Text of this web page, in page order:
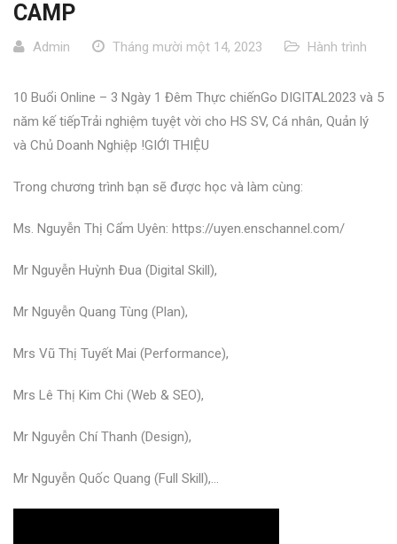
CAMP
Admin Tháng mười một 14, 2023 Hành trình
10 Buổi Online – 3 Ngày 1 Đêm Thực chiếnGo DIGITAL2023 và 5
năm kế tiếpTrải nghiệm tuyệt vời cho HS SV, Cá nhân, Quản lý
và Chủ Doanh Nghiệp !GIỚI THIỆU
Trong chương trình bạn sẽ được học và làm cùng:
Ms. Nguyễn Thị Cẩm Uyên: https://uyen.enschannel.com/
Mr Nguyễn Huỳnh Đua (Digital Skill),
Mr Nguyễn Quang Tùng (Plan),
Mrs Vũ Thị Tuyết Mai (Performance),
Mrs Lê Thị Kim Chi (Web & SEO),
Mr Nguyễn Chí Thanh (Design),
Mr Nguyễn Quốc Quang (Full Skill),…